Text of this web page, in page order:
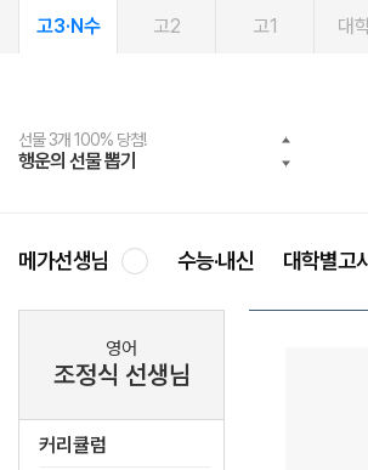
고3·N수 고2 고1 대
선물 3개 100% 당첨!
행운의 선물 뽑기
선물 100% 증정!
메가스터디 X 올리브
여름방학 스터디 캐시백
메가런 썸머스쿨
2027 러셀 단과
강사 공개선발
스마트러닝앱
설문 EVENT
메가패스
3일 무료 체험권
메가패스 수강생 무료혜택!
메가클럽 멤버십
사회공헌 캠페인
희망이룸 메가나눔
메가선생님 수능·내신 대학별고
영어
조정식 선생님
커리큘럼